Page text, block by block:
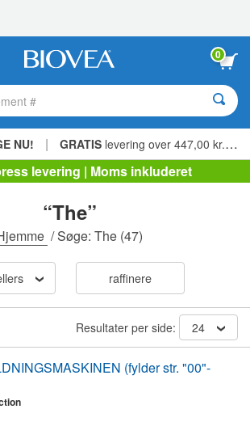
0
#
NU! | GRATIS levering over 447,00 kr. »
levering | Moms inkluderet
“The”
/Søge: The (47)
raffinere
Resultater per side: 24
(fylder str. "00"-